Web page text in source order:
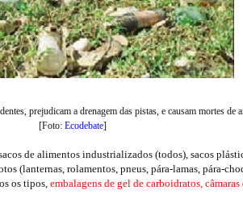
prejudicam a drenagem das pistas, e causam mortes de
[Foto: Ecodebate]
de alimentos industrializados (todos), sacos
(lanternas, rolamentos, pneus, pára-lamas, pára-
os tipos, embalagens de gel de carboidratos,